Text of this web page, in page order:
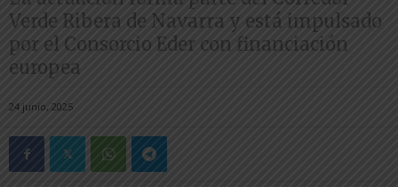
Verde Ribera de Navarra y está impulsado
por el Consorcio Eder con financiación
europea
24 junio, 2025